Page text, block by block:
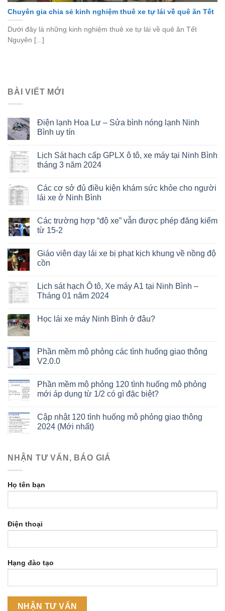
Chuyên gia chia sẻ kinh nghiệm thuê xe tự lái về quê ăn Tết
Dưới đây là những kinh nghiệm thuê xe tự lái về quê ăn Tết
Nguyên [...]
BÀI VIẾT MỚI
Điện lạnh Hoa Lư – Sửa bình nóng lạnh Ninh
Bình uy tín
Lịch Sát hạch cấp GPLX ô tô, xe máy tại Ninh Bình
tháng 3 năm 2024
Các cơ sở đủ điều kiện khám sức khỏe cho người
lái xe ở Ninh Bình
Các trường hợp “độ xe” vẫn được phép đăng kiểm
từ 15-2
Giáo viên dạy lái xe bị phạt kịch khung về nồng độ
cồn
Lịch sát hạch Ô tô, Xe máy A1 tại Ninh Bình –
Tháng 01 năm 2024
Học lái xe máy Ninh Bình ở đâu?
Phần mềm mô phỏng các tình huống giao thông
V2.0.0
Phần mềm mô phỏng 120 tình huống mô phỏng
mới áp dụng từ 1/2 có gì đặc biệt?
Cập nhật 120 tình huống mô phỏng giao thông
2024 (Mới nhất)
NHẬN TƯ VẤN, BÁO GIÁ
Họ tên bạn
Điện thoại
Hạng đào tạo